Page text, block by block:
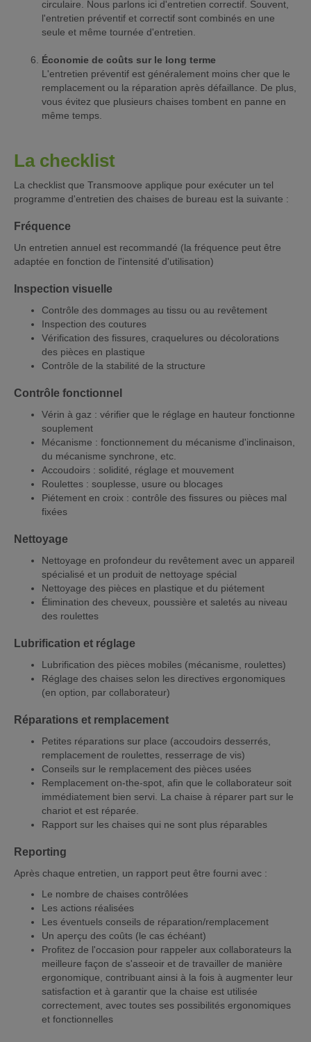
circulaire. Nous parlons ici d'entretien correctif. Souvent,
l'entretien préventif et correctif sont combinés en une
seule et même tournée d'entretien.
Économie de coûts sur le long terme
L'entretien préventif est généralement moins cher que le
remplacement ou la réparation après défaillance. De plus,
vous évitez que plusieurs chaises tombent en panne en
même temps.
La checklist
La checklist que Transmoove applique pour exécuter un tel
programme d'entretien des chaises de bureau est la suivante :
Fréquence
Un entretien annuel est recommandé (la fréquence peut être
adaptée en fonction de l'intensité d'utilisation)
Inspection visuelle
Contrôle des dommages au tissu ou au revêtement
Inspection des coutures
Vérification des fissures, craquelures ou décolorations
des pièces en plastique
Contrôle de la stabilité de la structure
Contrôle fonctionnel
Vérin à gaz : vérifier que le réglage en hauteur fonctionne
souplement
Mécanisme : fonctionnement du mécanisme d'inclinaison,
du mécanisme synchrone, etc.
Accoudoirs : solidité, réglage et mouvement
Roulettes : souplesse, usure ou blocages
Piétement en croix : contrôle des fissures ou pièces mal
fixées
Nettoyage
Nettoyage en profondeur du revêtement avec un appareil
spécialisé et un produit de nettoyage spécial
Nettoyage des pièces en plastique et du piétement
Élimination des cheveux, poussière et saletés au niveau
des roulettes
Lubrification et réglage
Lubrification des pièces mobiles (mécanisme, roulettes)
Réglage des chaises selon les directives ergonomiques
(en option, par collaborateur)
Réparations et remplacement
Petites réparations sur place (accoudoirs desserrés,
remplacement de roulettes, resserrage de vis)
Conseils sur le remplacement des pièces usées
Remplacement on-the-spot, afin que le collaborateur soit
immédiatement bien servi. La chaise à réparer part sur le
chariot et est réparée.
Rapport sur les chaises qui ne sont plus réparables
Reporting
Après chaque entretien, un rapport peut être fourni avec :
Le nombre de chaises contrôlées
Les actions réalisées
Les éventuels conseils de réparation/remplacement
Un aperçu des coûts (le cas échéant)
Profitez de l'occasion pour rappeler aux collaborateurs la
meilleure façon de s'asseoir et de travailler de manière
ergonomique, contribuant ainsi à la fois à augmenter leur
satisfaction et à garantir que la chaise est utilisée
correctement, avec toutes ses possibilités ergonomiques
et fonctionnelles